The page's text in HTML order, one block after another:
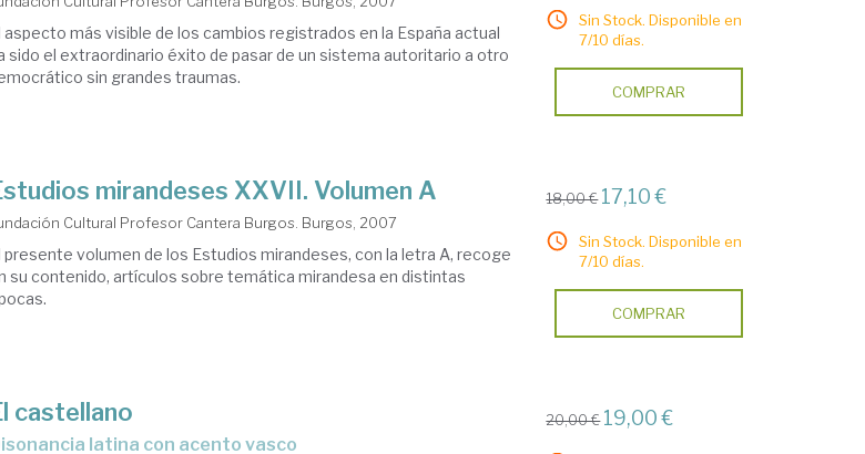
aspecto más visible de los cambios registrados en la España actual
sido el extraordinario éxito de pasar de un sistema autoritario a otro
sin grandes traumas.
Sin Stock. Disponible en
7/10 días.
COMPRAR
mirandeses XXVII. Volumen A
Cultural Profesor Cantera Burgos. Burgos, 2007
presente volumen de los Estudios mirandeses, con la letra A, recoge
su contenido, artículos sobre temática mirandesa en distintas
18,00 € 17,10 €
Sin Stock. Disponible en
7/10 días.
COMPRAR
castellano
disonancia latina con acento vasco
20,00 € 19,00 €